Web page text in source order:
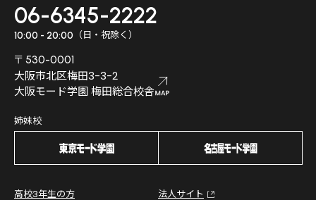
06-6345-2222
10:00 - 20:00 （日・祝除く）
〒530-0001
大阪市北区梅田3-3-2
大阪モード学園 梅田総合校舎
姉妹校
高校3年生の方 法人サイト